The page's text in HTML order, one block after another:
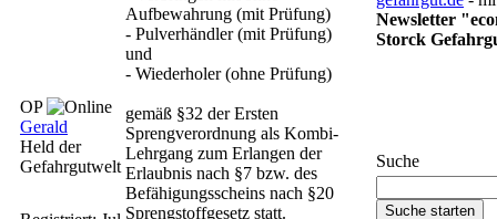
OP
Gerald
Held der
Gefahrgutwelt
Aufbewahrung (mit Prüfung)
- Pulverhändler (mit Prüfung)
und
- Wiederholer (ohne Prüfung)
gemäß §32 der Ersten
Sprengverordnung als Kombi-
Lehrgang zum Erlangen der
Erlaubnis nach §7 bzw. des
Befähigungsscheins nach §20
Sprengstoffgesetz statt.
Newsletter
Storck
Suche